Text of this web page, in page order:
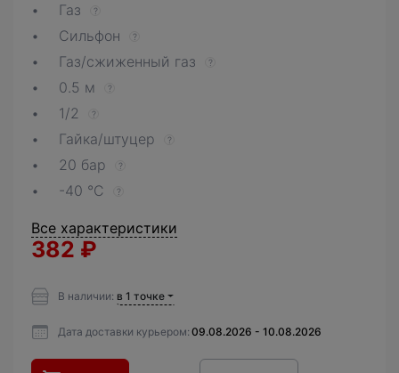
Газ ?
Сильфон ?
Газ/сжиженный газ ?
0.5 м ?
1/2 ?
Гайка/штуцер ?
20 бар ?
-40 °С ?
Все характеристики
382 ₽
В наличии: в 1 точке
Дата доставки курьером: 09.08.2026 - 10.08.2026